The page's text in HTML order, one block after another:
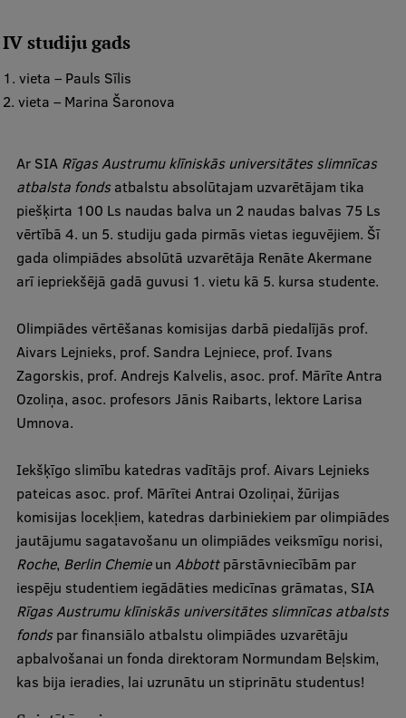
Mūsu cilvēki
Stratēģija
Vēsture un tradīcijas
Identitāte
RSU fonds
Aula
Ģerbonis
Projekti
Reitingi
Ilgtspējīga attīstība
Studiju un vides pieejamība
Dati par 2025. gadu
Suvenīri un grāmatas
Mūžizglītība
IV studiju gads
1. vieta – Pauls Sīlis
2. vieta – Marina Šaronova
Ar SIA Rīgas Austrumu klīniskās universitātes slimnīcas
atbalsta fondsatbalstu absolūtajam uzvarētājam tika
piešķirta 100 Ls naudas balva un 2 naudas balvas 75 Ls
vērtībā 4. un 5. studiju gada pirmās vietas ieguvējiem. Šī
gada olimpiādes absolūtā uzvarētāja Renāte Akermane
arī iepriekšējā gadā guvusi 1. vietu kā 5. kursa studente.
Olimpiādes vērtēšanas komisijas darbā piedalījās prof.
Aivars Lejnieks, prof. Sandra Lejniece, prof. Ivans
Zagorskis, prof. Andrejs Kalvelis, asoc. prof. Mārīte Antra
Ozoliņa, asoc. profesors Jānis Raibarts, lektore Larisa
Umnova.
Iekšķīgo slimību katedras vadītājs prof. Aivars Lejnieks
pateicas asoc. prof. Mārītei Antrai Ozoliņai, žūrijas
komisijas locekļiem, katedras darbiniekiem par olimpiādes
jautājumu sagatavošanu un olimpiādes veiksmīgu norisi,
Roche, Berlin Chemieun Abbottpārstāvniecībām par
iespēju studentiem iegādāties medicīnas grāmatas, SIA
Rīgas Austrumu klīniskās universitātes slimnīcas atbalsts
fondspar finansiālo atbalstu olimpiādes uzvarētāju
apbalvošanai un fonda direktoram Normundam Beļskim,
kas bija ieradies, lai uzrunātu un stiprinātu studentus!